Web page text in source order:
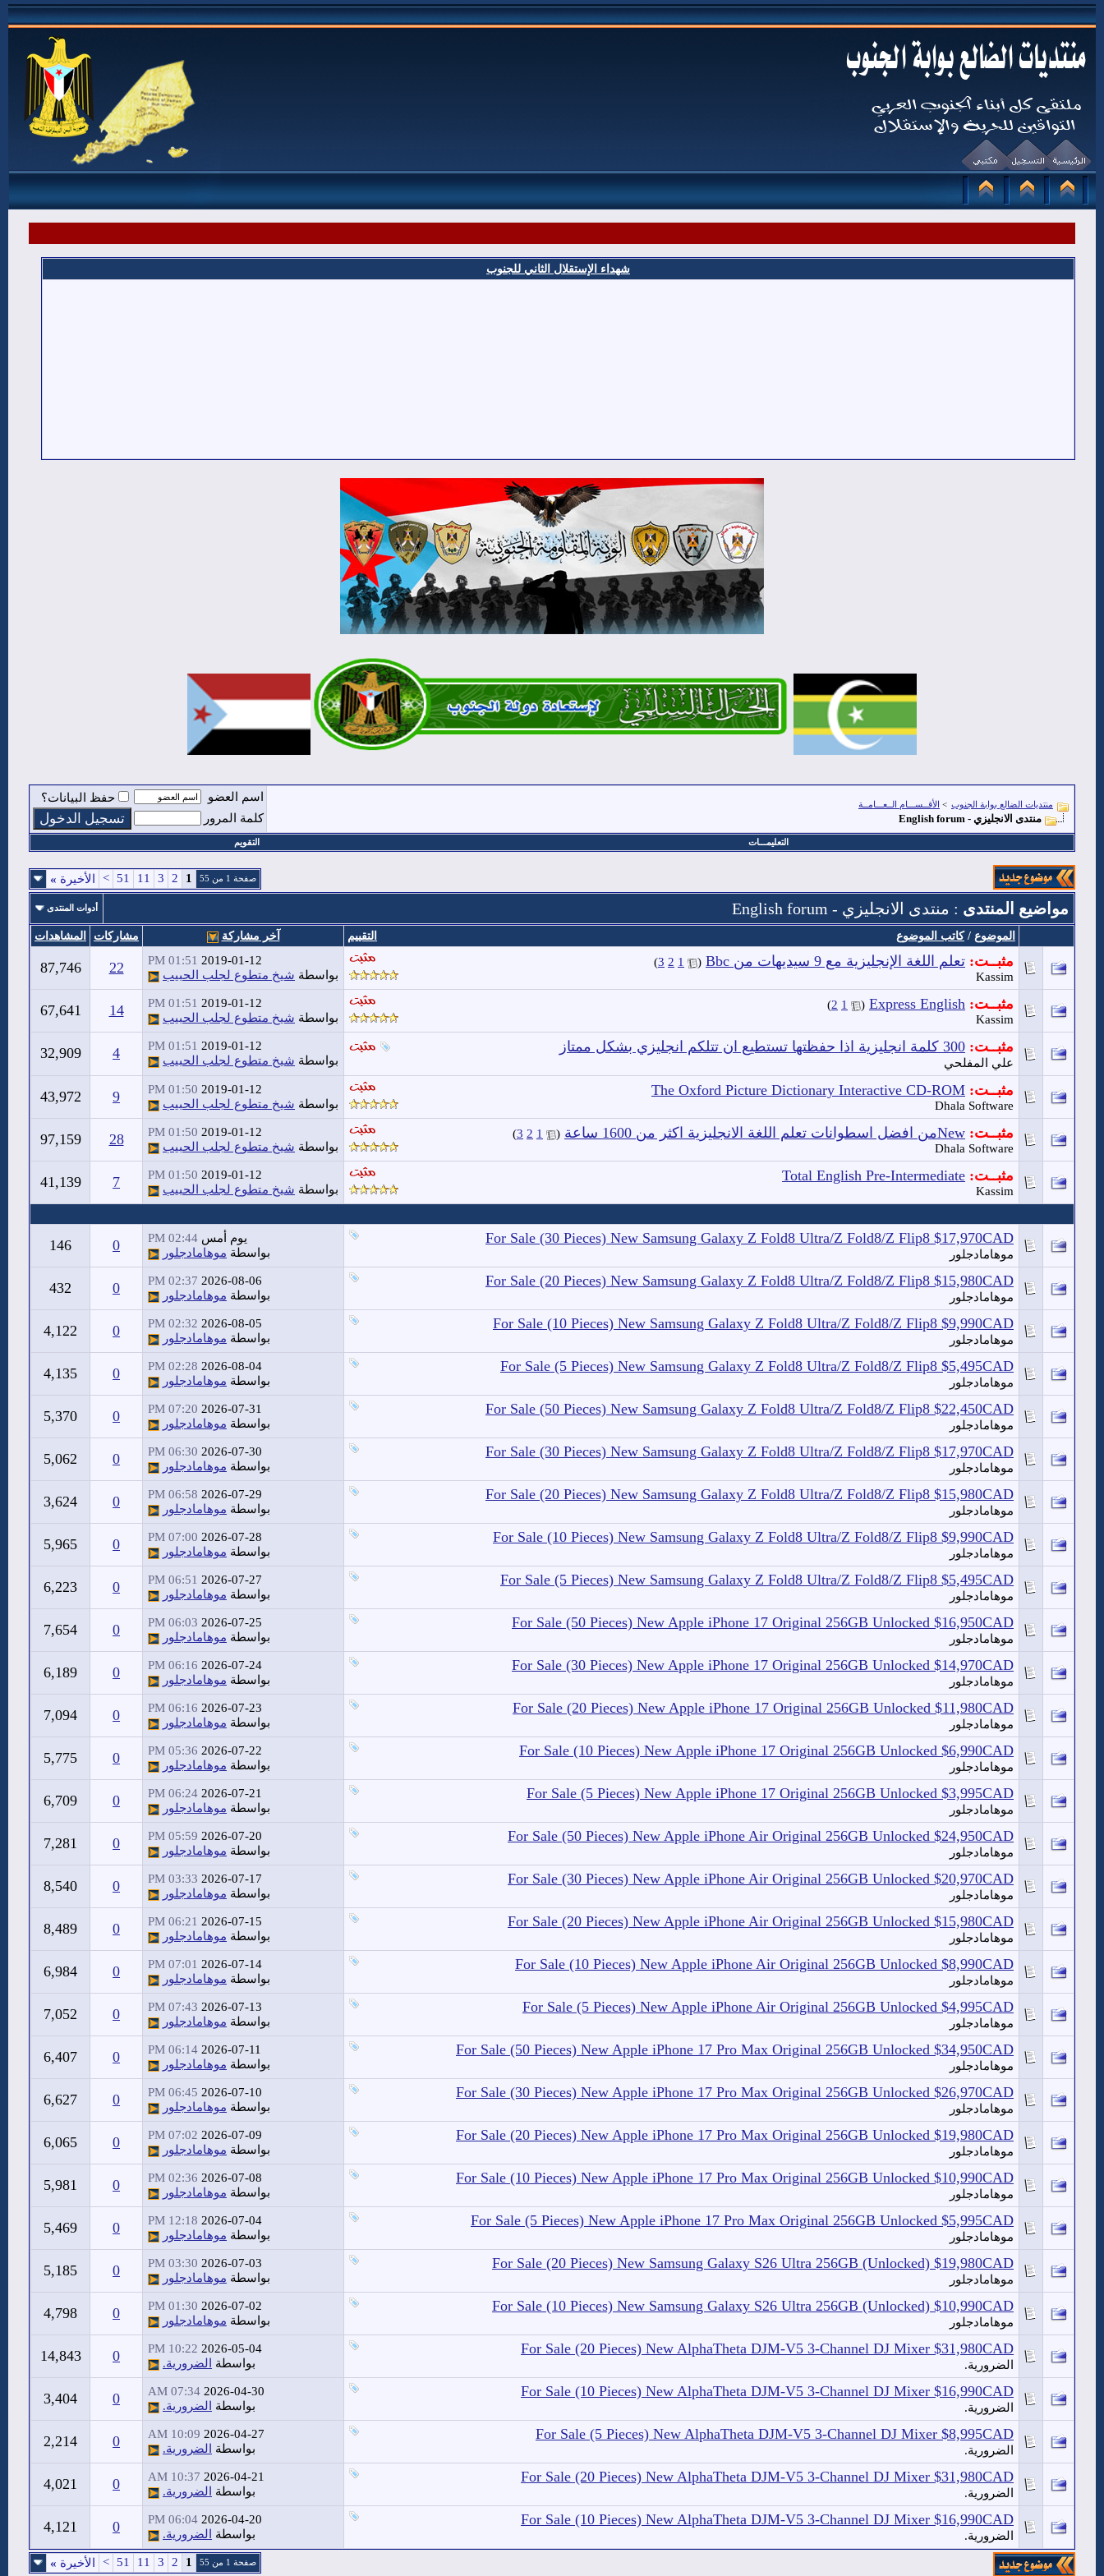
شهداء الإستقلال الثاني للجنوب
منتديات الضالع بوابة الجنوب > الأقــســـام الــعـــامــة
منتدى الانجليزي - English forum
اسم العضو
حفظ البيانات؟
كلمة المرور
التعليمـــات التقويم
صفحة 1 من 55 1
2
3
11
51
> الأخيرة »
مواضيع المنتدى : منتدى الانجليزي - English forum أدوات المنتدى
التقييم الموضوع /كاتب الموضوع آخر مشاركة مشاركات المشاهدات
مثبــت: تعلم اللغة الإنجليزية مع 9 سيديهات من Bbc (
1
2
3
)
Kassim
2019-01-12
01:51 PM
بواسطة شيخ متطوع لجلب الحبيب 22
87,746
مثبــت: Express English
(
1
2
)
Kassim
2019-01-12
01:51 PM
بواسطة شيخ متطوع لجلب الحبيب 14
67,641
مثبــت: 300 كلمة انجليزية اذا حفظتها تستطيع ان تتلكم انجليزي بشكل ممتاز
علي المفلحي
2019-01-12
01:51 PM
بواسطة شيخ متطوع لجلب الحبيب 4
32,909
مثبــت: The Oxford Picture Dictionary Interactive CD-ROM
Dhala Software
2019-01-12
01:50 PM
بواسطة شيخ متطوع لجلب الحبيب 9
43,972
مثبــت: Newمن افضل اسطوانات تعلم اللغة الانجليزية اكثر من 1600 ساعة (
1
2
3
)
Dhala Software
2019-01-12
01:50 PM
بواسطة شيخ متطوع لجلب الحبيب 28
97,159
مثبــت: Total English Pre-Intermediate
Kassim
2019-01-12
01:50 PM
بواسطة شيخ متطوع لجلب الحبيب 7
41,139
For Sale (30 Pieces) New Samsung Galaxy Z Fold8 Ultra/Z Fold8/Z Flip8 $17,970CAD
موهامادجلور
يوم أمس 02:44 PM
بواسطة موهامادجلور 0
146
For Sale (20 Pieces) New Samsung Galaxy Z Fold8 Ultra/Z Fold8/Z Flip8 $15,980CAD
موهامادجلور
2026-08-06
02:37 PM
بواسطة موهامادجلور 0
432
For Sale (10 Pieces) New Samsung Galaxy Z Fold8 Ultra/Z Fold8/Z Flip8 $9,990CAD
موهامادجلور
2026-08-05
02:32 PM
بواسطة موهامادجلور 0
4,122
For Sale (5 Pieces) New Samsung Galaxy Z Fold8 Ultra/Z Fold8/Z Flip8 $5,495CAD
موهامادجلور
2026-08-04
02:28 PM
بواسطة موهامادجلور 0
4,135
For Sale (50 Pieces) New Samsung Galaxy Z Fold8 Ultra/Z Fold8/Z Flip8 $22,450CAD
موهامادجلور
2026-07-31
07:20 PM
بواسطة موهامادجلور 0
5,370
For Sale (30 Pieces) New Samsung Galaxy Z Fold8 Ultra/Z Fold8/Z Flip8 $17,970CAD
موهامادجلور
2026-07-30
06:30 PM
بواسطة موهامادجلور 0
5,062
For Sale (20 Pieces) New Samsung Galaxy Z Fold8 Ultra/Z Fold8/Z Flip8 $15,980CAD
موهامادجلور
2026-07-29
06:58 PM
بواسطة موهامادجلور 0
3,624
For Sale (10 Pieces) New Samsung Galaxy Z Fold8 Ultra/Z Fold8/Z Flip8 $9,990CAD
موهامادجلور
2026-07-28
07:00 PM
بواسطة موهامادجلور 0
5,965
For Sale (5 Pieces) New Samsung Galaxy Z Fold8 Ultra/Z Fold8/Z Flip8 $5,495CAD
موهامادجلور
2026-07-27
06:51 PM
بواسطة موهامادجلور 0
6,223
For Sale (50 Pieces) New Apple iPhone 17 Original 256GB Unlocked $16,950CAD
موهامادجلور
2026-07-25
06:03 PM
بواسطة موهامادجلور 0
7,654
For Sale (30 Pieces) New Apple iPhone 17 Original 256GB Unlocked $14,970CAD
موهامادجلور
2026-07-24
06:16 PM
بواسطة موهامادجلور 0
6,189
For Sale (20 Pieces) New Apple iPhone 17 Original 256GB Unlocked $11,980CAD
موهامادجلور
2026-07-23
06:16 PM
بواسطة موهامادجلور 0
7,094
For Sale (10 Pieces) New Apple iPhone 17 Original 256GB Unlocked $6,990CAD
موهامادجلور
2026-07-22
05:36 PM
بواسطة موهامادجلور 0
5,775
For Sale (5 Pieces) New Apple iPhone 17 Original 256GB Unlocked $3,995CAD
موهامادجلور
2026-07-21
06:24 PM
بواسطة موهامادجلور 0
6,709
For Sale (50 Pieces) New Apple iPhone Air Original 256GB Unlocked $24,950CAD
موهامادجلور
2026-07-20
05:59 PM
بواسطة موهامادجلور 0
7,281
For Sale (30 Pieces) New Apple iPhone Air Original 256GB Unlocked $20,970CAD
موهامادجلور
2026-07-17
03:33 PM
بواسطة موهامادجلور 0
8,540
For Sale (20 Pieces) New Apple iPhone Air Original 256GB Unlocked $15,980CAD
موهامادجلور
2026-07-15
06:21 PM
بواسطة موهامادجلور 0
8,489
For Sale (10 Pieces) New Apple iPhone Air Original 256GB Unlocked $8,990CAD
موهامادجلور
2026-07-14
07:01 PM
بواسطة موهامادجلور 0
6,984
For Sale (5 Pieces) New Apple iPhone Air Original 256GB Unlocked $4,995CAD
موهامادجلور
2026-07-13
07:43 PM
بواسطة موهامادجلور 0
7,052
For Sale (50 Pieces) New Apple iPhone 17 Pro Max Original 256GB Unlocked $34,950CAD
موهامادجلور
2026-07-11
06:14 PM
بواسطة موهامادجلور 0
6,407
For Sale (30 Pieces) New Apple iPhone 17 Pro Max Original 256GB Unlocked $26,970CAD
موهامادجلور
2026-07-10
06:45 PM
بواسطة موهامادجلور 0
6,627
For Sale (20 Pieces) New Apple iPhone 17 Pro Max Original 256GB Unlocked $19,980CAD
موهامادجلور
2026-07-09
07:02 PM
بواسطة موهامادجلور 0
6,065
For Sale (10 Pieces) New Apple iPhone 17 Pro Max Original 256GB Unlocked $10,990CAD
موهامادجلور
2026-07-08
02:36 PM
بواسطة موهامادجلور 0
5,981
For Sale (5 Pieces) New Apple iPhone 17 Pro Max Original 256GB Unlocked $5,995CAD
موهامادجلور
2026-07-04
12:18 PM
بواسطة موهامادجلور 0
5,469
For Sale (20 Pieces) New Samsung Galaxy S26 Ultra 256GB (Unlocked) $19,980CAD
موهامادجلور
2026-07-03
03:30 PM
بواسطة موهامادجلور 0
5,185
For Sale (10 Pieces) New Samsung Galaxy S26 Ultra 256GB (Unlocked) $10,990CAD
موهامادجلور
2026-07-02
01:30 PM
بواسطة موهامادجلور 0
4,798
For Sale (20 Pieces) New AlphaTheta DJM-V5 3-Channel DJ Mixer $31,980CAD
الضرورية.
2026-05-04
10:22 PM
بواسطة
الضرورية. 0
14,843
For Sale (10 Pieces) New AlphaTheta DJM-V5 3-Channel DJ Mixer $16,990CAD
الضرورية.
2026-04-30
07:34 AM
بواسطة
الضرورية. 0
3,404
For Sale (5 Pieces) New AlphaTheta DJM-V5 3-Channel DJ Mixer $8,995CAD
الضرورية.
2026-04-27
10:09 AM
بواسطة
الضرورية. 0
2,214
For Sale (20 Pieces) New AlphaTheta DJM-V5 3-Channel DJ Mixer $31,980CAD
الضرورية.
2026-04-21
10:37 AM
بواسطة
الضرورية. 0
4,021
For Sale (10 Pieces) New AlphaTheta DJM-V5 3-Channel DJ Mixer $16,990CAD
الضرورية.
2026-04-20
06:04 PM
بواسطة
الضرورية. 0
4,121
صفحة 1 من 55 1
2
3
11
51
> الأخيرة »